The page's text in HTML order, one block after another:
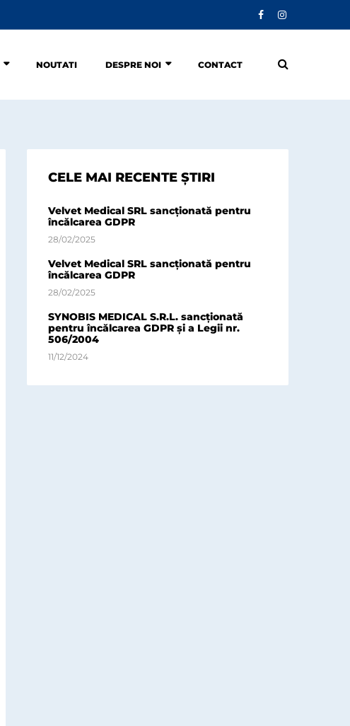
NOUTATI DESPRE NOI CONTACT
CELE MAI RECENTE ȘTIRI
Velvet Medical SRL sancționată pentru
încălcarea GDPR
28/02/2025
Velvet Medical SRL sancționată pentru
încălcarea GDPR
28/02/2025
SYNOBIS MEDICAL S.R.L. sancționată
pentru încălcarea GDPR și a Legii nr.
506/2004
11/12/2024